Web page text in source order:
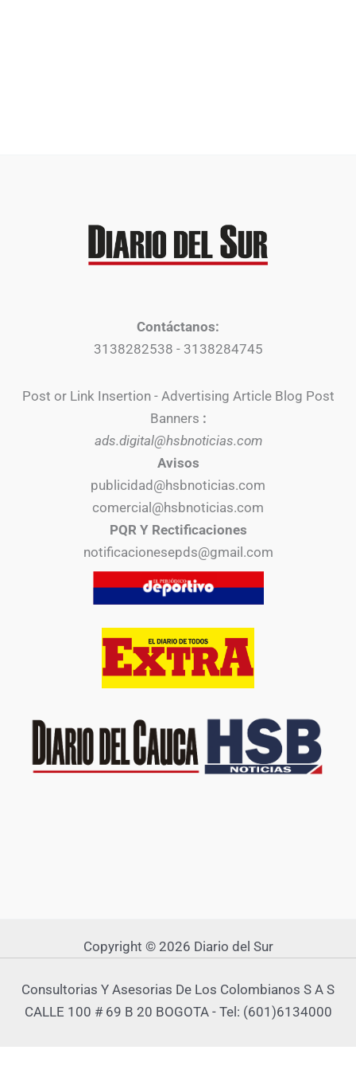
Contáctanos:
3138282538 - 3138284745
Post or Link Insertion - Advertising Article Blog Post
Banners :
ads.digital@hsbnoticias.com
Avisos
publicidad@hsbnoticias.com
comercial@hsbnoticias.com
PQR Y Rectificaciones
notificacionesepds@gmail.com
Copyright © 2026 Diario del Sur
Consultorias Y Asesorias De Los Colombianos S A S
CALLE 100 # 69 B 20 BOGOTA - Tel: (601)6134000